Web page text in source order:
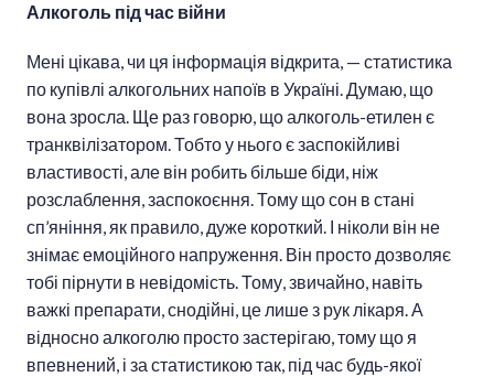
Алкоголь під час війни
Мені цікава, чи ця інформація відкрита, — статистика
по купівлі алкогольних напоїв в Україні. Думаю, що
вона зросла. Ще раз говорю, що алкоголь-етилен є
транквілізатором. Тобто у нього є заспокійливі
властивості, але він робить більше біди, ніж
розслаблення, заспокоєння. Тому що сон в стані
сп’яніння, як правило, дуже короткий. І ніколи він не
знімає емоційного напруження. Він просто дозволяє
тобі пірнути в невідомість. Тому, звичайно, навіть
важкі препарати, снодійні, це лише з рук лікаря. А
відносно алкоголю просто застерігаю, тому що я
впевнений, і за статистикою так, під час будь-якої